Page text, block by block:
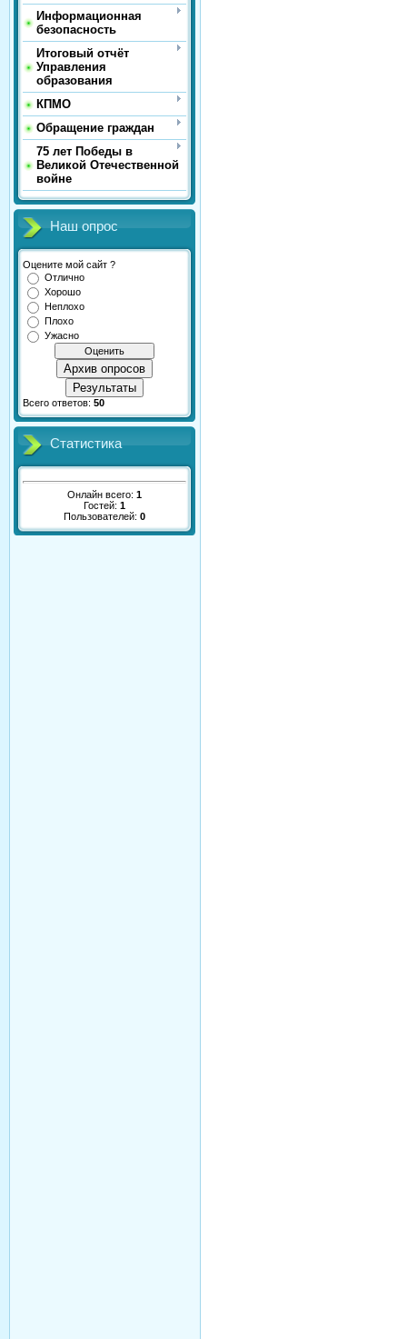
Информационная
безопасность
Итоговый отчёт
Управления
образования
КПМО
Обращение граждан
75 лет Победы в
Великой Отечественной
войне
Наш опрос
Оцените мой сайт ?
Отлично
Хорошо
Неплохо
Плохо
Ужасно
Архив опросов
Результаты
Всего ответов: 50
Статистика
Онлайн всего: 1
Гостей: 1
Пользователей: 0